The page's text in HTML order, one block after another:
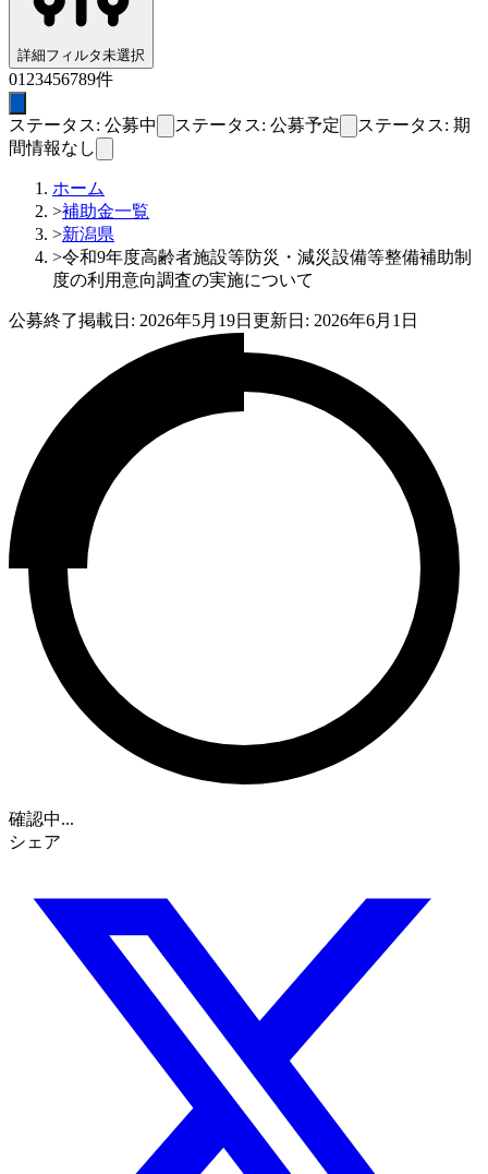
詳細フィルタ未選択
01 23456789件
ステータス: 公募中 ステータス: 公募予定
ステータス: 期
間情報なし
ホーム
>補助金一覧
>新潟県
>令和9年度高齢者施設等防災・減災設備等整備補助制
度の利用意向調査の実施について
公募終了掲載日: 2026年5月19日 更新日: 2026年6月1日
確認中...
シェア